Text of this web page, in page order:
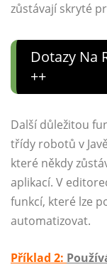
zůstávají skryté
Dotazy Na
++
Další důležitou
třídy robotů v
které někdy
aplikací. V
funkcí, které lze
automatizovat.
Příklad 2: